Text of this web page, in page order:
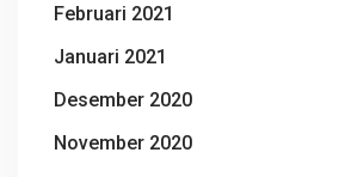
Februari 2021
Januari 2021
Desember 2020
November 2020